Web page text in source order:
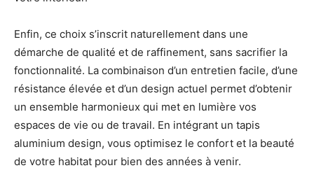
Enfin, ce choix s’inscrit naturellement dans une
démarche de qualité et de raffinement, sans sacrifier la
fonctionnalité. La combinaison d’un entretien facile, d’une
résistance élevée et d’un design actuel permet d’obtenir
un ensemble harmonieux qui met en lumière vos
espaces de vie ou de travail. En intégrant un tapis
aluminium design, vous optimisez le confort et la beauté
de votre habitat pour bien des années à venir.